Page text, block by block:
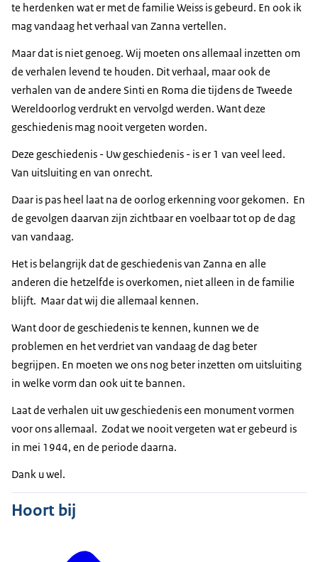
te herdenken wat er met de familie Weiss is gebeurd. En ook ik
mag vandaag het verhaal van Zanna vertellen.
Maar dat is niet genoeg. Wij moeten ons allemaal inzetten om
de verhalen levend te houden. Dit verhaal, maar ook de
verhalen van de andere Sinti en Roma die tijdens de Tweede
Wereldoorlog verdrukt en vervolgd werden. Want deze
geschiedenis mag nooit vergeten worden.
Deze geschiedenis - Uw geschiedenis - is er 1 van veel leed.
Van uitsluiting en van onrecht.
Daar is pas heel laat na de oorlog erkenning voor gekomen. En
de gevolgen daarvan zijn zichtbaar en voelbaar tot op de dag
van vandaag.
Het is belangrijk dat de geschiedenis van Zanna en alle
anderen die hetzelfde is overkomen, niet alleen in de familie
blijft. Maar dat wij die allemaal kennen.
Want door de geschiedenis te kennen, kunnen we de
problemen en het verdriet van vandaag de dag beter
begrijpen. En moeten we ons nog beter inzetten om uitsluiting
in welke vorm dan ook uit te bannen.
Laat de verhalen uit uw geschiedenis een monument vormen
voor ons allemaal. Zodat we nooit vergeten wat er gebeurd is
in mei 1944, en de periode daarna.
Dank u wel.
Hoort bij